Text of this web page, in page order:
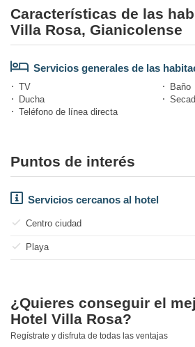
Características de las
Villa Rosa, Gianicolense
Servicios generales de las
TV
Baño
Ducha
Teléfono de línea directa
Puntos de interés
Servicios cercanos al hotel
Centro ciudad
Playa
¿Quieres conseguir el
Hotel Villa Rosa?
Regístrate y disfruta de todas las ventajas